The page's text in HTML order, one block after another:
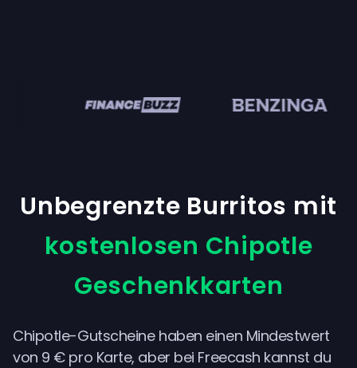
Unbegrenzte Burritos mit
kostenlosen Chipotle
Geschenkkarten
Chipotle-Gutscheine haben einen Mindestwert
von 9 € pro Karte, aber bei Freecash kannst du